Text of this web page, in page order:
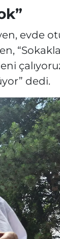
evde
dedi.